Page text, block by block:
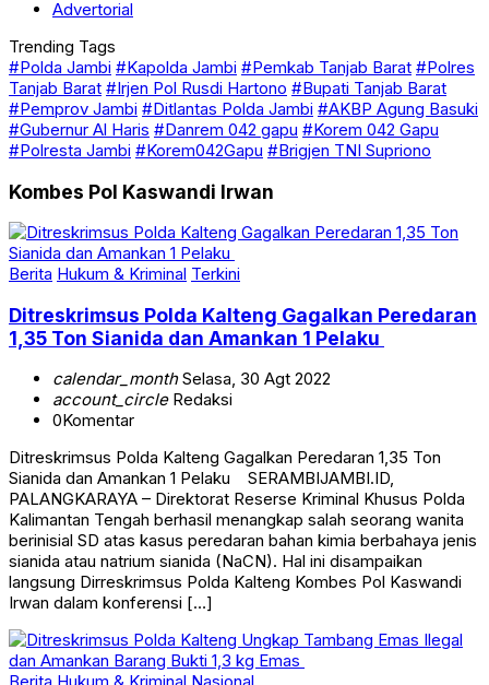
#Polda Jambi
Tanjab Barat #Irjen Pol Rusdi Hartono #Bupati Tanjab Barat
#Pemprov Jambi #Ditlantas Polda Jambi #AKBP Agung Basuki
#Gubernur Al Haris #Danrem 042 gapu #Korem 042 Gapu
#Polresta Jambi #Korem042Gapu #Brigjen TNI Supriono
Berita Hukum & Kriminal Terkini
1,35 Ton Sianida dan Amankan 1 Pelaku
account_circleRedaksi
0Komentar
Sianida dan Amankan 1 Pelaku SERAMBIJAMBI.ID,
PALANGKARAYA – Direktorat Reserse Kriminal Khusus Polda
Kalimantan Tengah berhasil menangkap salah seorang wanita
berinisial SD atas kasus peredaran bahan kimia berbahaya jenis
sianida atau natrium sianida (NaCN). Hal ini disampaikan
langsung Dirreskrimsus Polda Kalteng Kombes Pol Kaswandi
Irwan dalam konferensi […]
Berita Hukum & Kriminal Nasional